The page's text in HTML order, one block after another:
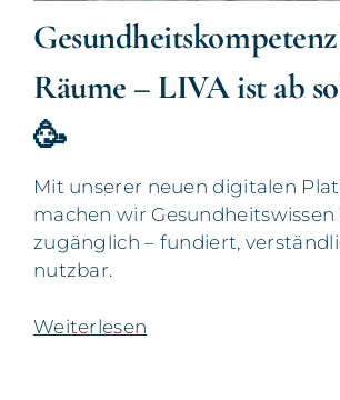
Räume – LIVA ist ab
🥳
Mit unserer neuen digitalen
machen wir Gesundheitswissen
zugänglich – fundiert,
nutzbar.
Weiterlesen